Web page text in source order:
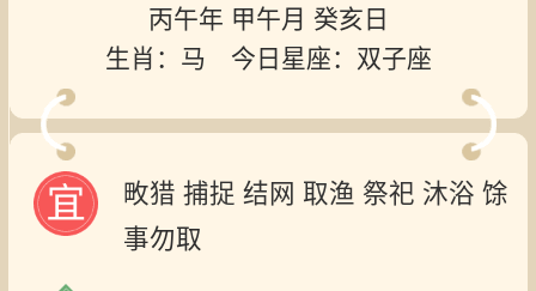
丙午年 甲午月 癸亥日
生肖：马 今日星座：双子座
畋猎 捕捉 结网 取渔 祭祀 沐浴 馀
事勿取